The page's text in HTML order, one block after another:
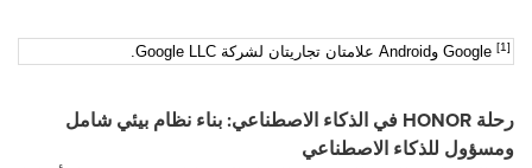
[1]
Google وAndroid علامتان تجاريتان لشركةGoogle LLC
رحلة HONOR في الذكاء الاصطناعي: بناء نظام بيئي شامل
ومسؤول للذكاء الاصطناعي